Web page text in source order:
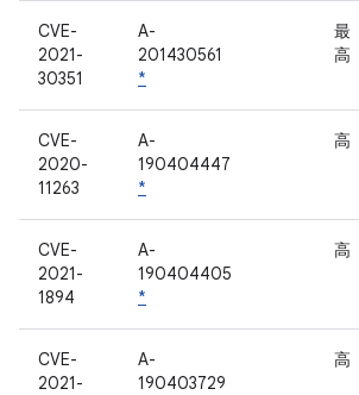
CVE-
2021-
30351
A-
201430561
*
最
高
CVE-
2020-
11263
A-
190404447
*
高
CVE-
2021-
1894
A-
190404405
*
高
CVE-
2021-
A-
190403729
高